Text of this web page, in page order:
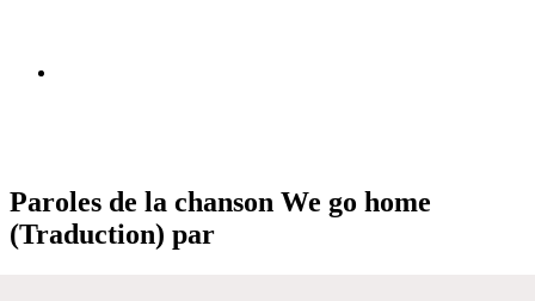
Paroles de la chanson We go home
(Traduction) par